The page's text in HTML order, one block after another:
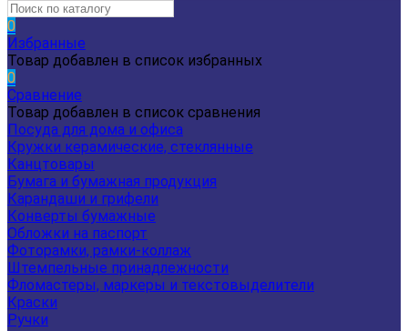
0
Избранные
Товар добавлен в список избранных
0
Сравнение
Товар добавлен в список сравнения
Посуда для дома и офиса
Кружки керамические, стеклянные
Канцтовары
Бумага и бумажная продукция
Карандаши и грифели
Конверты бумажные
Обложки на паспорт
Фоторамки, рамки-коллаж
Штемпельные принадлежности
Фломастеры, маркеры и текстовыделители
Краски
Ручки